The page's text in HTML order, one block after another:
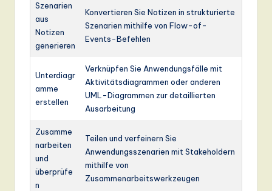
Szenarien
aus
Notizen
generieren
Konvertieren Sie Notizen in strukturierte
Szenarien mithilfe von Flow-of-
Events-Befehlen
Unterdiagr
amme
erstellen
Verknüpfen Sie Anwendungsfälle mit
Aktivitätsdiagrammen oder anderen
UML-Diagrammen zur detaillierten
Ausarbeitung
Zusamme
narbeiten
und
überprüfe
n
Teilen und verfeinern Sie
Anwendungsszenarien mit Stakeholdern
mithilfe von
Zusammenarbeitswerkzeugen